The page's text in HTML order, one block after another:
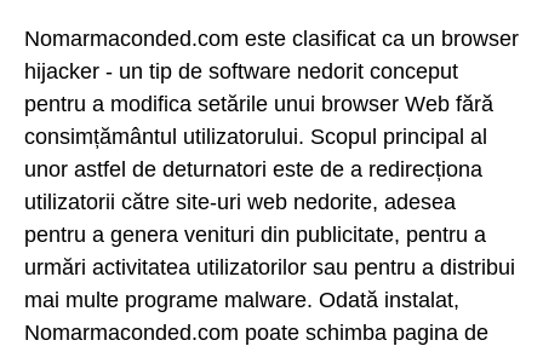
Nomarmaconded.com este clasificat ca un browser
hijacker - un tip de software nedorit conceput
pentru a modifica setările unui browser Web fără
consimțământul utilizatorului. Scopul principal al
unor astfel de deturnatori este de a redirecționa
utilizatorii către site-uri web nedorite, adesea
pentru a genera venituri din publicitate, pentru a
urmări activitatea utilizatorilor sau pentru a distribui
mai multe programe malware. Odată instalat,
Nomarmaconded.com poate schimba pagina de